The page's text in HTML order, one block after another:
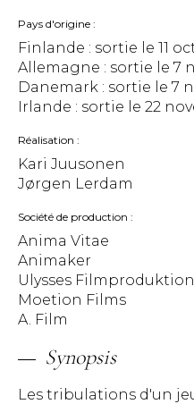
Pays d'origine
Finlande : sortie le 11
Allemagne : sortie le 7
Danemark : sortie le 7
Irlande : sortie le 22
Réalisation
Kari Juusonen
Jørgen Lerdam
Société de production
Anima Vitae
Animaker
Ulysses Filmproduktion
Moetion Films
A. Film
Synopsis
Les tribulations d'un